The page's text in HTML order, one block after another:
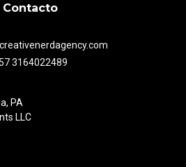
Contacto
3164022489
PA
LLC